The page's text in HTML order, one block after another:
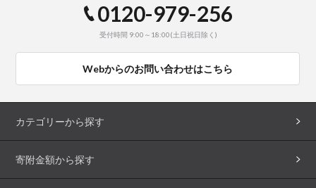
0120-979-256
受付時間 9:00～18:00(土日祝日除く)
Webからのお問い合わせはこちら
カテゴリーから探す
寄附金額から探す